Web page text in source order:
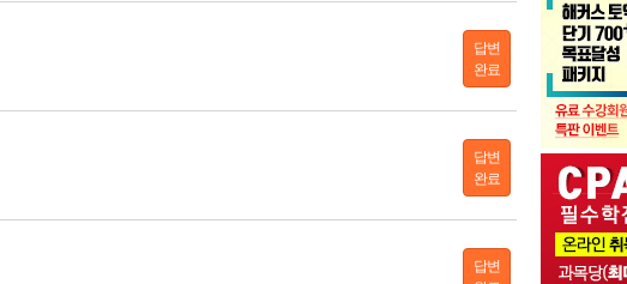
답변
완료
답변
완료
답변